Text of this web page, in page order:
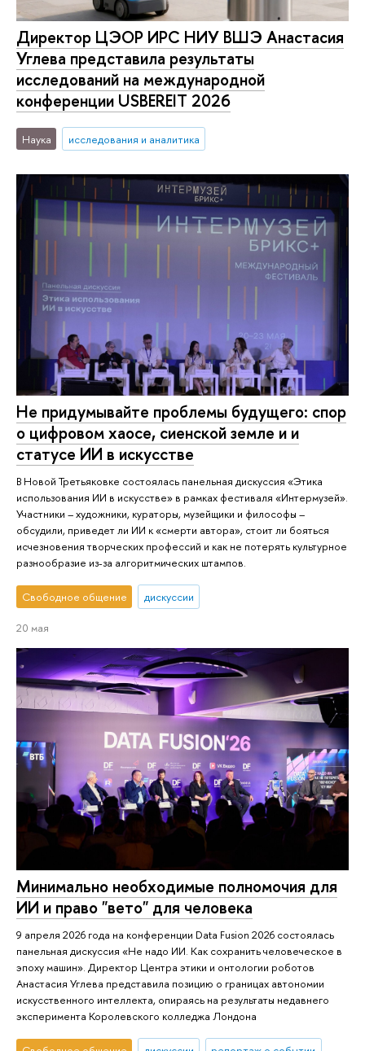
Директор ЦЭОР ИРС НИУ ВШЭ Анастасия
Углева представила результаты
исследований на международной
конференции USBEREIT 2026
Наука исследования и аналитика
Не при­ду­мы­вай­те проблемы будущего: спор
о цифровом хаосе, сиенской земле и и
статусе ИИ в искусстве
В Новой Третьяковке состоялась панельная дискуссия «Этика
использования ИИ в искусстве» в рамках фестиваля «Интермузей».
Участники – художники, кураторы, музейщики и философы –
обсудили, приведет ли ИИ к «смерти автора», стоит ли бояться
исчезновения творческих профессий и как не потерять культурное
разнообразие из-за алгоритмических штампов.
Свободное общение дискуссии
20 мая
Минимально необходимые полномочия для
ИИ и право "вето" для человека
9 апреля 2026 года на конференции Data Fusion 2026 состоялась
панельная дискуссия «Не надо ИИ. Как сохранить человеческое в
эпоху машин». Директор Центра этики и онтологии роботов
Анастасия Углева представила позицию о границах автономии
искусственного интеллекта, опираясь на результаты недавнего
эксперимента Королевского колледжа Лондона